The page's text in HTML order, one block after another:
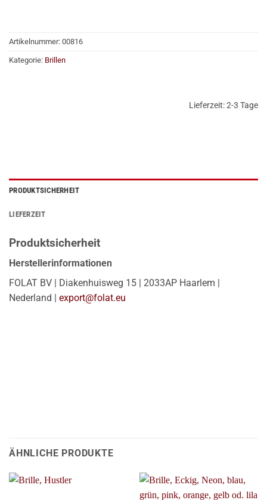
Artikelnummer: 00816
Kategorie: Brillen
Lieferzeit:2-3 Tage
PRODUKTSICHERHEIT
LIEFERZEIT
Produktsicherheit
Herstellerinformationen
FOLAT BV | Diakenhuisweg 15 | 2033AP Haarlem |
Nederland | export@folat.eu
ÄHNLICHE PRODUKTE